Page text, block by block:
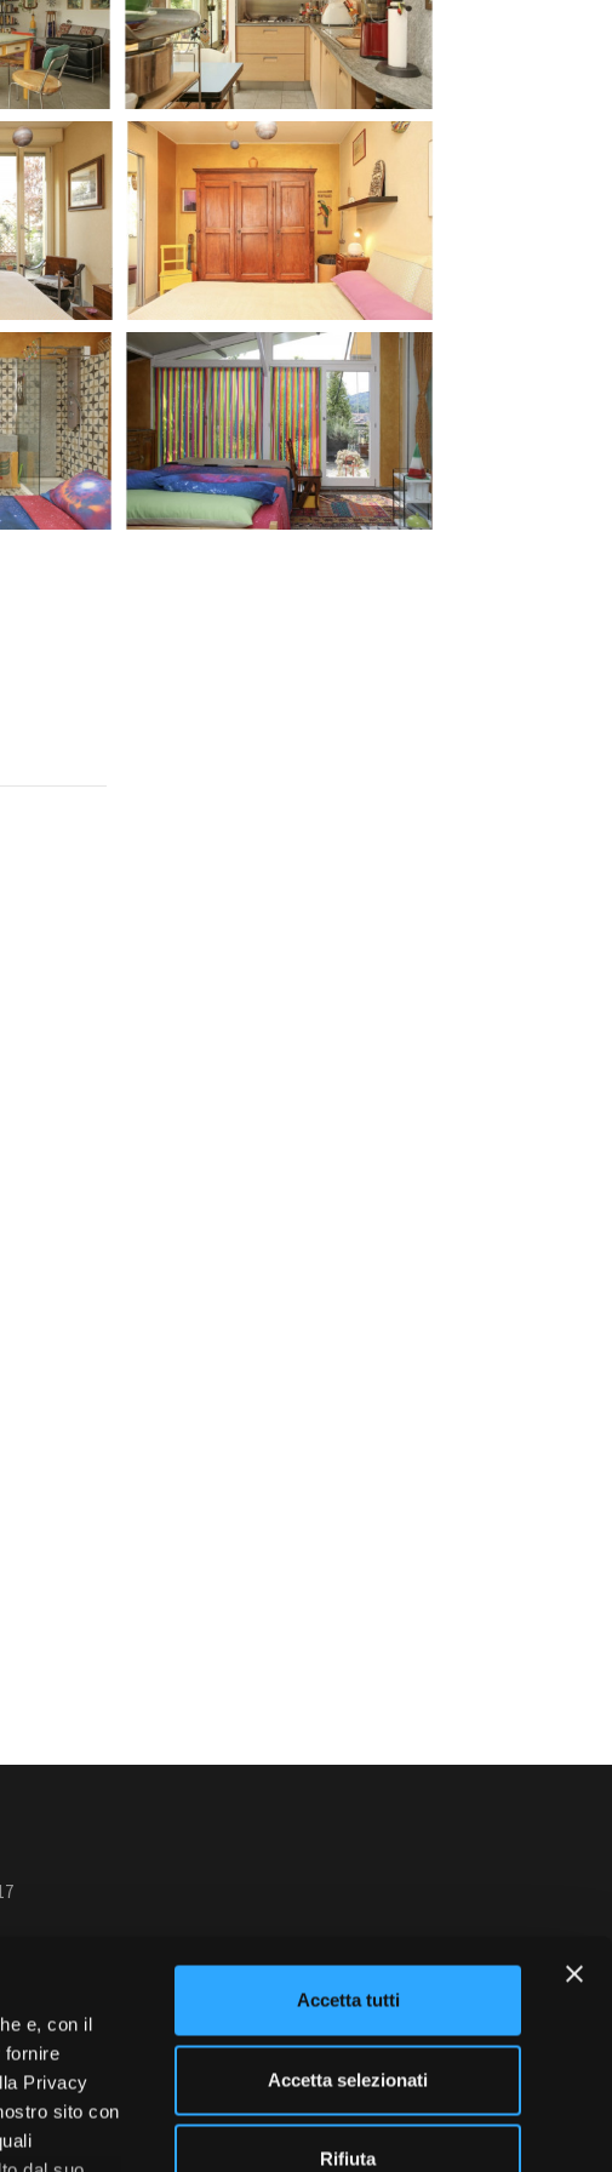
e, con il
fornire
Privacy
sito con
Accetta tutti
Accetta selezionati
Rifiuta
Days
Locarno Film Festival
Mostra Internazionale d’Arte
Cinematografica Venezia
Toronto International Film Festival
Festa del Cinema di Roma
Torino Film Festival
David di Donatello
Nastri d’Argento
Premio Solinas
STRUMENTI
Location - Accedi al tuo profilo
Location - Nuovo utente
Newsletter
Lavora con noi
Stage - Tirocini - Scuola e Lavoro
Elenco Operatori Economici per
affidamento lavori in economia